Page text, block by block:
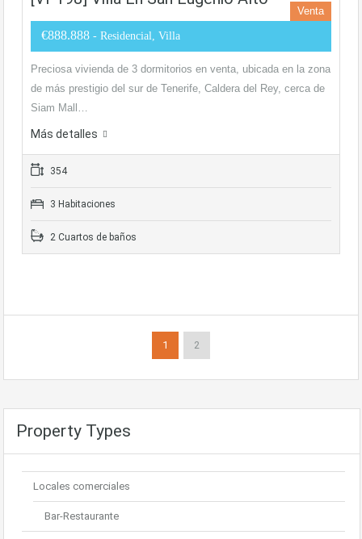
Venta
€888.888 - Residencial, Villa
Preciosa vivienda de 3 dormitorios en venta, ubicada en la zona
de más prestigio del sur de Tenerife, Caldera del Rey, cerca de
Siam Mall…
Más detalles
354
3 Habitaciones
2 Cuartos de baños
1 2
Property Types
Locales comerciales
Bar-Restaurante